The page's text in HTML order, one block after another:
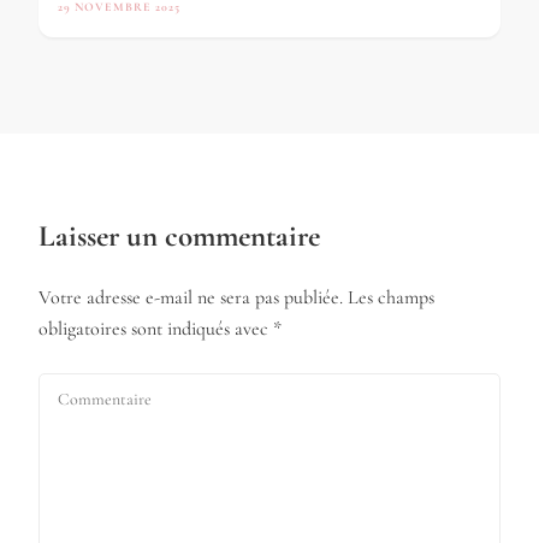
29 NOVEMBRE 2025
Laisser un commentaire
Votre adresse e-mail ne sera pas publiée. Les champs
obligatoires sont indiqués avec *